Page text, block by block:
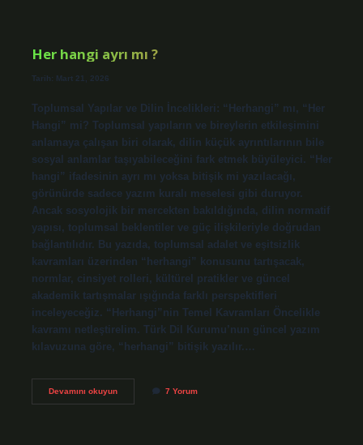
Her hangi ayrı mı ?
Tarih: Mart 21, 2026
Toplumsal Yapılar ve Dilin İncelikleri: “Herhangi” mı, “Her
Hangi” mi? Toplumsal yapıların ve bireylerin etkileşimini
anlamaya çalışan biri olarak, dilin küçük ayrıntılarının bile
sosyal anlamlar taşıyabileceğini fark etmek büyüleyici. “Her
hangi” ifadesinin ayrı mı yoksa bitişik mi yazılacağı,
görünürde sadece yazım kuralı meselesi gibi duruyor.
Ancak sosyolojik bir mercekten bakıldığında, dilin normatif
yapısı, toplumsal beklentiler ve güç ilişkileriyle doğrudan
bağlantılıdır. Bu yazıda, toplumsal adalet ve eşitsizlik
kavramları üzerinden “herhangi” konusunu tartışacak,
normlar, cinsiyet rolleri, kültürel pratikler ve güncel
akademik tartışmalar ışığında farklı perspektifleri
inceleyeceğiz. “Herhangi”nin Temel Kavramları Öncelikle
kavramı netleştirelim. Türk Dil Kurumu’nun güncel yazım
kılavuzuna göre, “herhangi” bitişik yazılır.…
Devamını okuyunHer
7 Yorum